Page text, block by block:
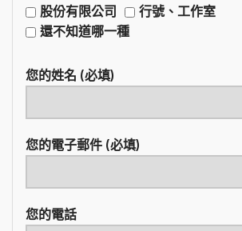
股份有限公司
行號、工作室
還不知道哪一種
您的姓名 (必填)
您的電子郵件 (必填)
您的電話